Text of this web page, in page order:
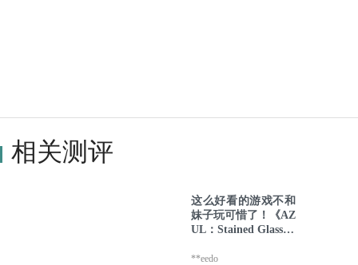
相关测评
这么好看的游戏不和
妹子玩可惜了！《AZ
UL：Stained Glass of
**eedo